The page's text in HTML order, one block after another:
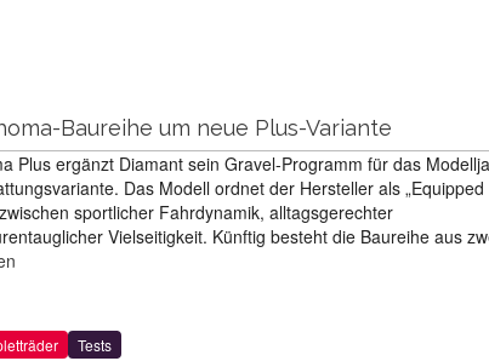
Baureihe um neue Plus-Variante
Plus ergänzt Diamant sein Gravel-Programm für das
Das Modell ordnet der Hersteller als
sportlicher Fahrdynamik, alltagsgerechter
Vielseitigkeit. Künftig besteht die Baureihe aus
Tests